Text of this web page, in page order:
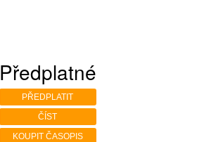
Předplatné
PŘEDPLATIT
ČÍST
KOUPIT ČASOPIS